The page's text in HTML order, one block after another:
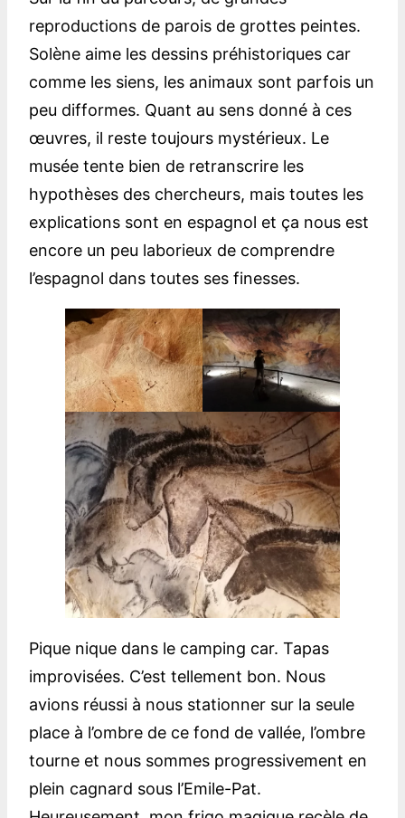
reproductions de parois de grottes peintes.
Solène aime les dessins préhistoriques car
comme les siens, les animaux sont parfois un
peu difformes. Quant au sens donné à ces
œuvres, il reste toujours mystérieux. Le
musée tente bien de retranscrire les
hypothèses des chercheurs, mais toutes les
explications sont en espagnol et ça nous est
encore un peu laborieux de comprendre
l’espagnol dans toutes ses finesses.
Pique nique dans le camping car. Tapas
improvisées. C’est tellement bon. Nous
avions réussi à nous stationner sur la seule
place à l’ombre de ce fond de vallée, l’ombre
tourne et nous sommes progressivement en
plein cagnard sous l’Emile-Pat.